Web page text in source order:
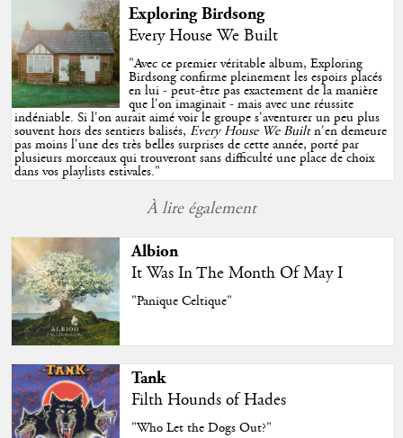
Exploring Birdsong
Every House We Built
"Avec ce premier véritable album, Exploring
Birdsong confirme pleinement les espoirs placés
en lui - peut-être pas exactement de la manière
que l'on imaginait - mais avec une réussite
indéniable. Si l'on aurait aimé voir le groupe s'aventurer un peu plus
souvent hors des sentiers balisés,Every House We Builtn'en demeure
pas moins l'une des très belles surprises de cette année, porté par
plusieurs morceaux qui trouveront sans difficulté une place de choix
dans vos playlists estivales."
À lire également
Albion
It Was In The Month Of May I
"Panique Celtique"
Tank
Filth Hounds of Hades
"Who Let the Dogs Out?"